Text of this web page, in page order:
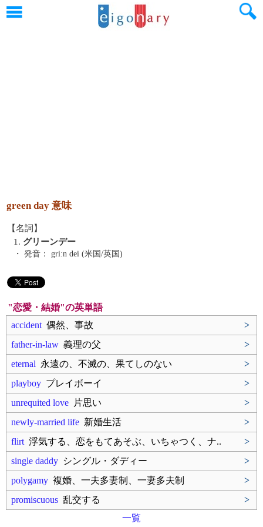
green day 意味
【名詞】
1. グリーンデー
・ 発音： griːn dei (米国/英国)
"恋愛・結婚"の英単語
accident 偶然、事故
>
father-in-law 義理の父
>
eternal 永遠の、不滅の、果てしのない
>
playboy プレイボーイ
>
unrequited love 片思い
>
newly-married life 新婚生活
>
flirt 浮気する、恋をもてあそぶ、いちゃつく、ナ..
>
single daddy シングル・ダディー
>
polygamy 複婚、一夫多妻制、一妻多夫制
>
promiscuous 乱交する
>
一覧